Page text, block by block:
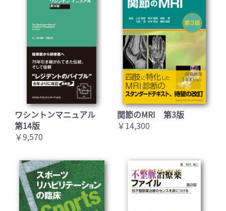
ワシントンマニュアル
第14版
￥9,570
関節のMRI 第3版
￥14,300